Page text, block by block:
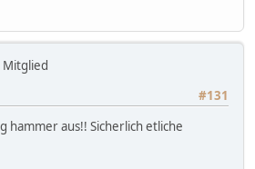
Mitglied
#131
hammer aus!! Sicherlich etliche